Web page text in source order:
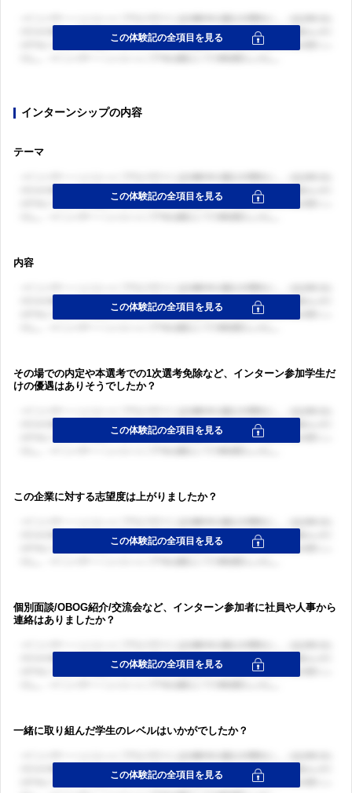
インターンシップの内容
テーマ
内容
その場での内定や本選考での1次選考免除など、インターン参加学生だ
けの優遇はありそうでしたか？
この企業に対する志望度は上がりましたか？
個別面談/OBOG紹介/交流会など、インターン参加者に社員や人事から
連絡はありましたか？
一緒に取り組んだ学生のレベルはいかがでしたか？
ログイン・会員登録